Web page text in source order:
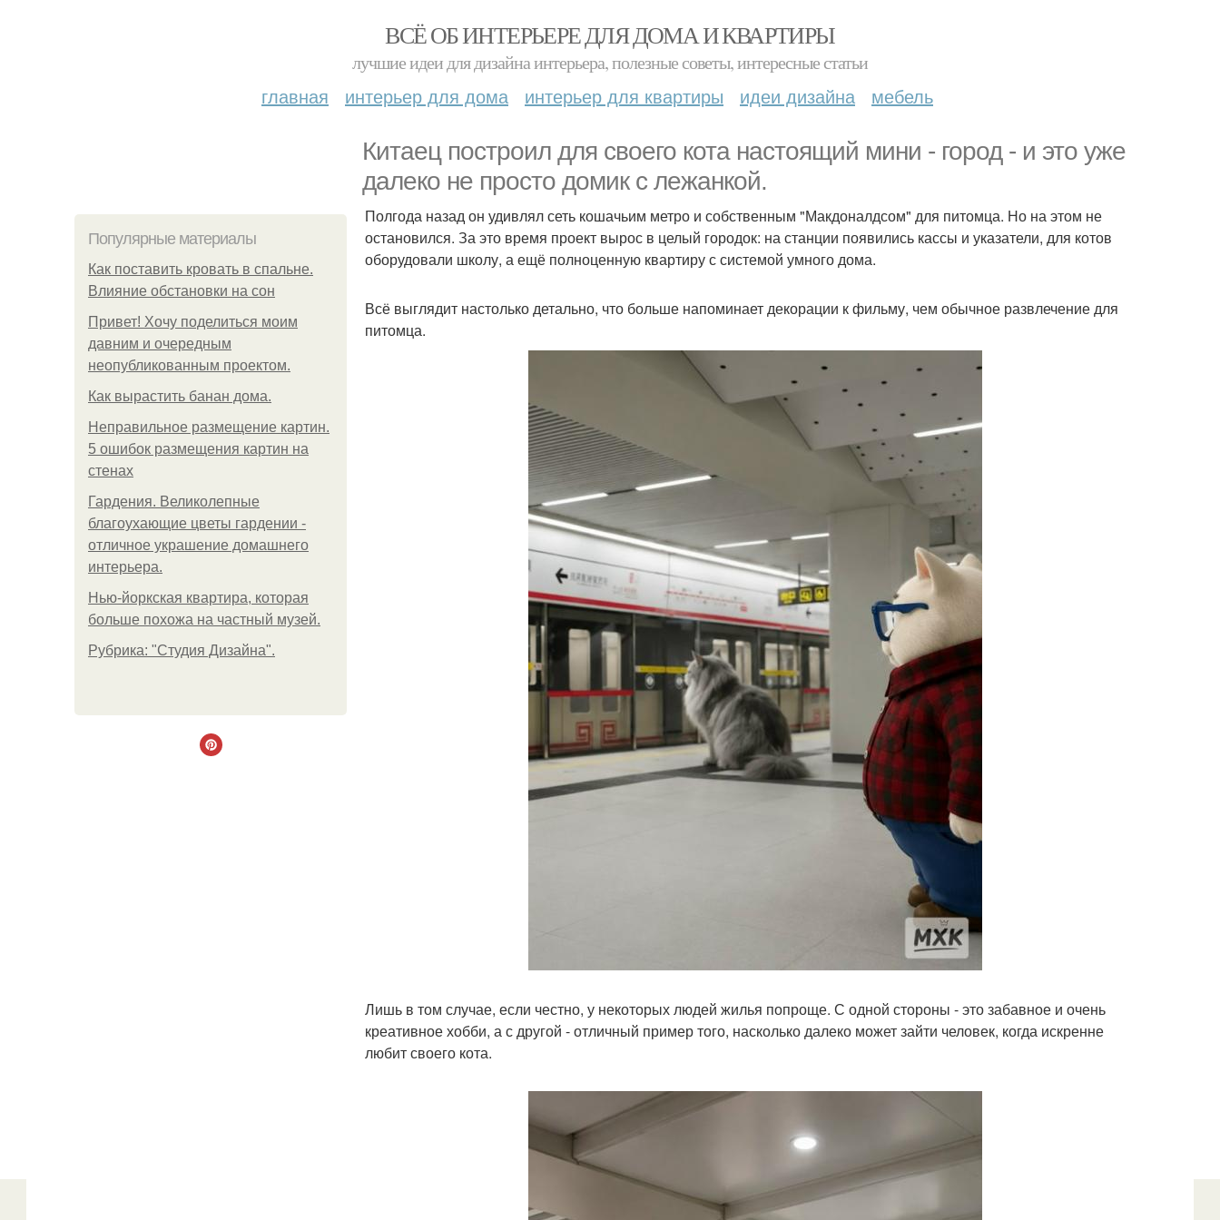
ВСЁ ОБ ИНТЕРЬЕРЕ ДЛЯ ДОМА И КВАРТИРЫ
лучшие идеи для дизайна интерьера, полезные советы, интересные статьи
главная интерьер для дома интерьер для квартиры идеи дизайна мебель
Китаец построил для своего кота настоящий мини - город - и это уже
далеко не просто домик с лежанкой.
Популярные материалы
Как поставить кровать в спальне.
Влияние обстановки на сон
Привет! Хочу поделиться моим
давним и очередным
неопубликованным проектом.
Как вырастить банан дома.
Неправильное размещение картин.
5 ошибок размещения картин на
стенах
Гардения. Великолепные
благоухающие цветы гардении -
отличное украшение домашнего
интерьера.
Нью-йоркская квартира, которая
больше похожа на частный музей.
Рубрика: "Студия Дизайна".
Полгода назад он удивлял сеть кошачьим метро и собственным "Макдоналдсом" для питомца. Но на этом не
остановился. За это время проект вырос в целый городок: на станции появились кассы и указатели, для котов
оборудовали школу, а ещё полноценную квартиру с системой умного дома.
Всё выглядит настолько детально, что больше напоминает декорации к фильму, чем обычное развлечение для
питомца.
Лишь в том случае, если честно, у некоторых людей жилья попроще. С одной стороны - это забавное и очень
креативное хобби, а с другой - отличный пример того, насколько далеко может зайти человек, когда искренне
любит своего кота.